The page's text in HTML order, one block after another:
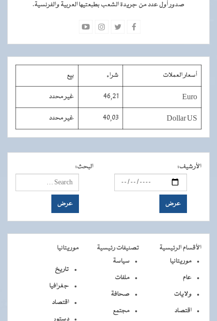
صدور أول عدد من جريدة الشعب بطبعتيها العربية والفرنسية.
أسعار العملات شراء بيع
Euro
46,21 غير محدد
Dollar US
40,03 غير محدد
الأرشيف: البحث:
الأقسام الرئيسية تصنيفات رئيسية
موريتانيا
موريتانيا
عام
ولايات
اقتصاد
سياسة
ملفات
صحافة
مجتمع
تاريخ
جغرافيا
اقتصاد
دستور